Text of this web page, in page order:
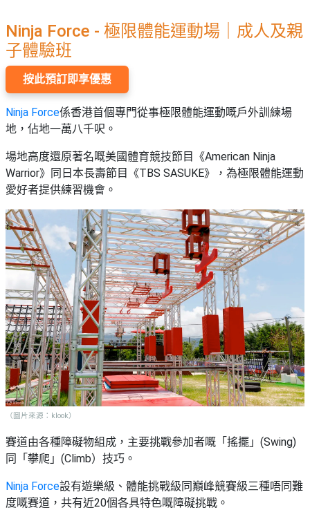
Ninja Force - 極限體能運動場｜成人及親
子體驗班
按此預訂即享優惠
Ninja Force係香港首個專門從事極限體能運動嘅戶外訓練場
地，佔地一萬八千呎。
場地高度還原著名嘅美國體育競技節目《American Ninja
Warrior》同日本長壽節目《TBS SASUKE》，為極限體能運動
愛好者提供練習機會。
（圖片來源：klook）
賽道由各種障礙物組成，主要挑戰參加者嘅「搖擺」(Swing)
同「攀爬」(Climb）技巧。
Ninja Force設有遊樂級、體能挑戰級同巔峰競賽級三種唔同難
度嘅賽道，共有近20個各具特色嘅障礙挑戰。